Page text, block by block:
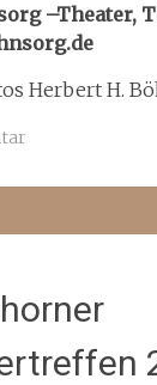
–Theater,
Herbert H.